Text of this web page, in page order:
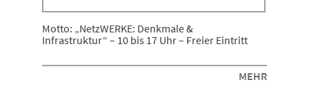
Motto: „NetzWERKE: Denkmale &
Infrastruktur“ – 10 bis 17 Uhr – Freier Eintritt
MEHR